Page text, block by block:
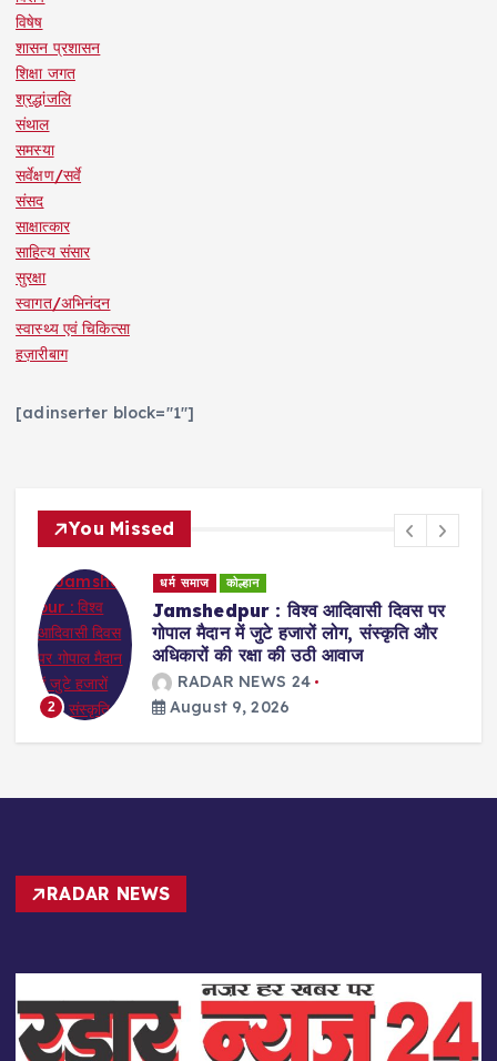
विषेष
शासन प्रशासन
शिक्षा जगत
श्रद्धांजलि
संथाल
समस्या
सर्वेक्षण/सर्वे
संसद
साक्षात्कार
साहित्य संसार
सुरक्षा
स्वागत/अभिनंदन
स्वास्थ्य एवं चिकित्सा
हज़ारीबाग
[adinserter block="1"]
You Missed
धर्म समाज कोल्हान
Jamshedpur : बागबेड़ा-कीताडीह में सफाई
व्यवस्था बहाल कराने की मांग, विधायक संजीव
सरदार ने जुस्को जीएम को दिए नियमित सफाई
के निर्देश
RADAR NEWS 24
RADAR NEWS